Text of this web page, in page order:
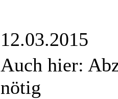
12.03.2015
Auch hier:
nötig